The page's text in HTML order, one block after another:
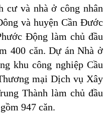
và nhà ở công nhân
và huyện Cần Đước
Động làm chủ đầu
400 căn. Dự án Nhà ở
khu công nghiệp Cầu
mại Dịch vụ Xây
Thành làm chủ đầu
947 căn.